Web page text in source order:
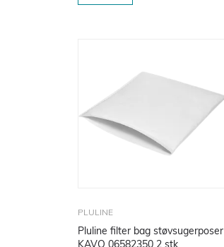
PLULINE
Pluline filter bag støvsugerposer
KAVO 06582350 2 stk